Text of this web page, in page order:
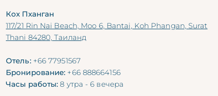
Кох Пханган
117/21 Rin Nai Beach, Moo 6, Bantai, Koh Phangan, Surat
Thani 84280, Таиланд
Отель: +66 77951567
Бронирование: +66 888664156
Часы работы: 8 утра - 6 вечера